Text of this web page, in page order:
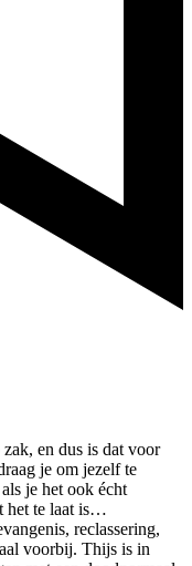
en dus is dat voor
je om jezelf te
je het ook écht
het te laat is…
reclassering,
voorbij. Thijs is in